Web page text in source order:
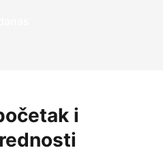
i